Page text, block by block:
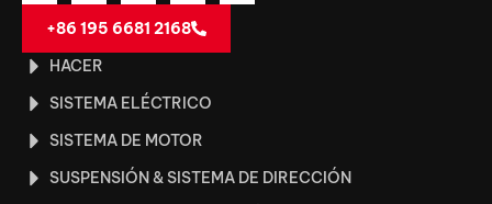
+86 195 6681 2168
HACER
SISTEMA ELÉCTRICO
SISTEMA DE MOTOR
SUSPENSIÓN & SISTEMA DE DIRECCIÓN